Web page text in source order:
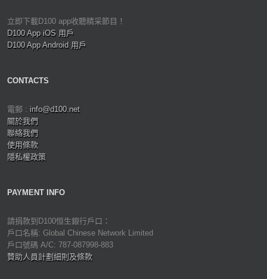
立即下載D100 app收聽精采節目！
D100 App iOS 用戶
D100 App Android 用戶
CONTACTS
電郵 : info@d100.net
關於我們
聯絡我們
使用條款
隱私權政策
PAYMENT INFO
請捐款到D100恒生銀行戶口：
戶口名稱: Global Chinese Network Limited
戶口號碼 A/C: 787-087998-883
贊助人員計劃細則及條款